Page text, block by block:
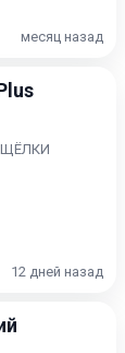
месяц назад
12 дней назад